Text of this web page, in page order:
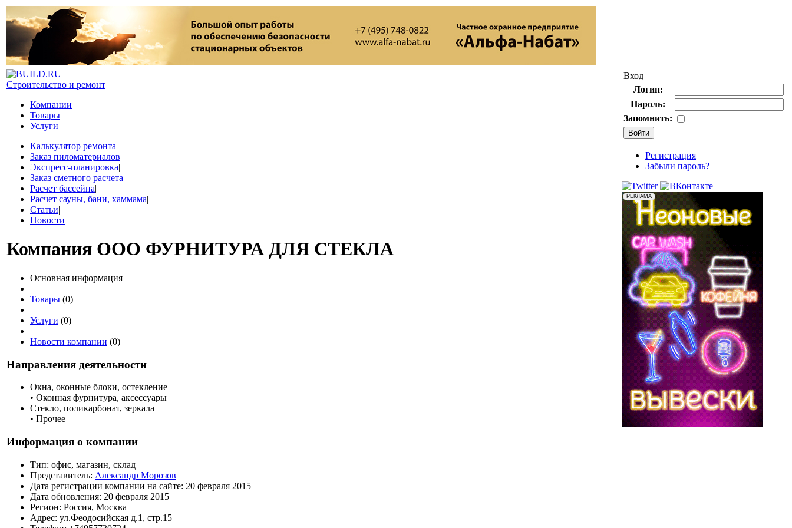
Строительство и ремонт
Компании
Товары
Услуги
Калькулятор ремонта|
Заказ пиломатериалов|
Экспресс-планировка|
Заказ сметного расчета|
Расчет бассейна|
Расчет сауны, бани, хаммама|
Статьи|
Новости
Компания ООО ФУРНИТУРА ДЛЯ СТЕКЛА
Основная информация
|
Товары (0)
|
Услуги (0)
|
Новости компании (0)
Направления деятельности
Окна, оконные блоки, остекление
• Оконная фурнитура, аксессуары
Стекло, поликарбонат, зеркала
• Прочее
Информация о компании
Тип: офис, магазин, склад
Представитель: Александр Морозов
Дата регистрации компании на сайте: 20 февраля 2015
Дата обновления: 20 февраля 2015
Регион: Россия, Москва
Адрес: ул.Феодосийская д.1, стр.15
Вход
Логин:
Пароль:
Запомнить:
Регистрация
Забыли пароль?